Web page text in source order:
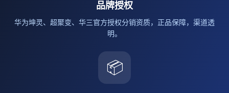
品牌授权
华为坤灵、超聚变、华三官方授权分销资质，正品保障，渠道透
明。
📦